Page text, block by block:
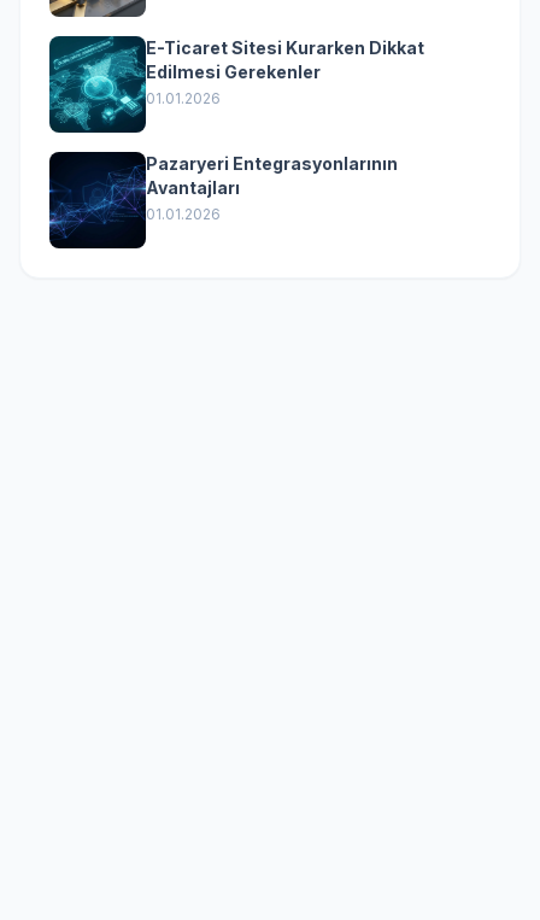
E-Ticaret Sitesi Kurarken Dikkat
Edilmesi Gerekenler
01.01.2026
Pazaryeri Entegrasyonlarının
Avantajları
01.01.2026